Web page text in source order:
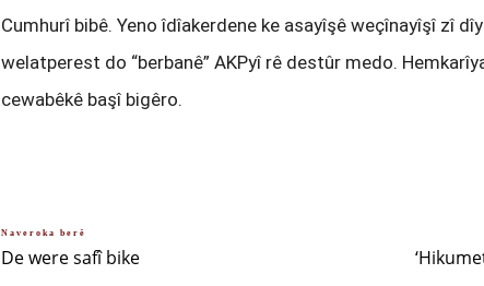
Cumhurî bibê. Yeno îdîakerdene ke asayîşê weçînayîşî zî
welatperest do “berbanê” AKPyî rê destûr medo.
cewabêkê başî bigêro.
Naveroka berê
De were safî bike